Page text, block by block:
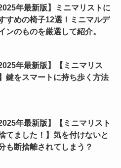
2025年最新版】ミニマリストに
すめの椅子12選！ミニマルデ
ンのものを厳選して紹介。
2025年最新版】【ミニマリス
鍵をスマートに持ち歩く方法
2025年最新版】【ミニマリスト
てました！】気を付けないと
も断捨離されてしまう？